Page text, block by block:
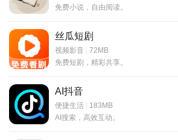
免费小说，自由阅读。
丝瓜短剧
视频影音 | 72MB
免费短剧，精彩共享。
AI抖音
便捷生活 | 183MB
AI搜索，高效互动。